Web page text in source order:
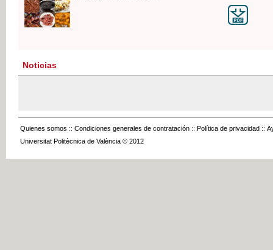
Noticias
Quienes somos :: Condiciones generales de contratación :: Política de privacidad ::
Universitat Politècnica de València © 2012